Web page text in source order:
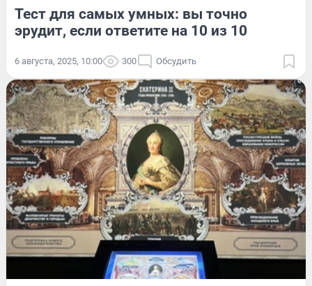
Тест для самых умных: вы точно
эрудит, если ответите на 10 из 10
6 августа, 2025, 10:00 300 Обсудить